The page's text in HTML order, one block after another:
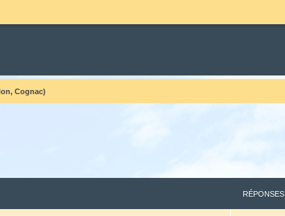
Cognac)
RÉPONSES